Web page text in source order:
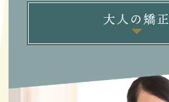
大人の矯正